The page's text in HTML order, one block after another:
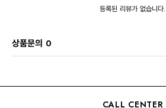
등록된 리뷰가 없습니다.
상품문의 0
CALL CENTER